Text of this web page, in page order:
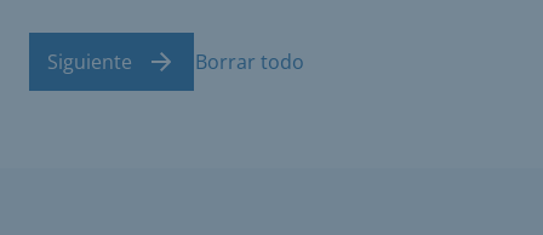
Siguiente Borrar todo